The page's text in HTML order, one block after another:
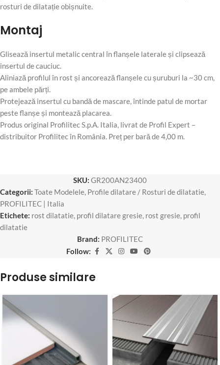
rosturi de dilatație obișnuite.
Montaj
Glisează insertul metalic central în flanșele laterale și clipsează
insertul de cauciuc.
Aliniază profilul în rost și ancorează flanșele cu șuruburi la ~30 cm,
pe ambele părți.
Protejează insertul cu bandă de mascare, întinde patul de mortar
peste flanșe și montează placarea.
Produs original Profilitec S.p.A. Italia, livrat de Profil Expert –
distribuitor Profilitec în România. Preț per bară de 4,00 m.
SKU: GR200AN23400
Categorii: Toate Modelele, Profile dilatare / Rosturi de dilatatie,
PROFILITEC | Italia
Etichete: rost dilatatie, profil dilatare gresie, rost gresie, profil
dilatatie
Brand: PROFILITEC
Follow:
Produse similare